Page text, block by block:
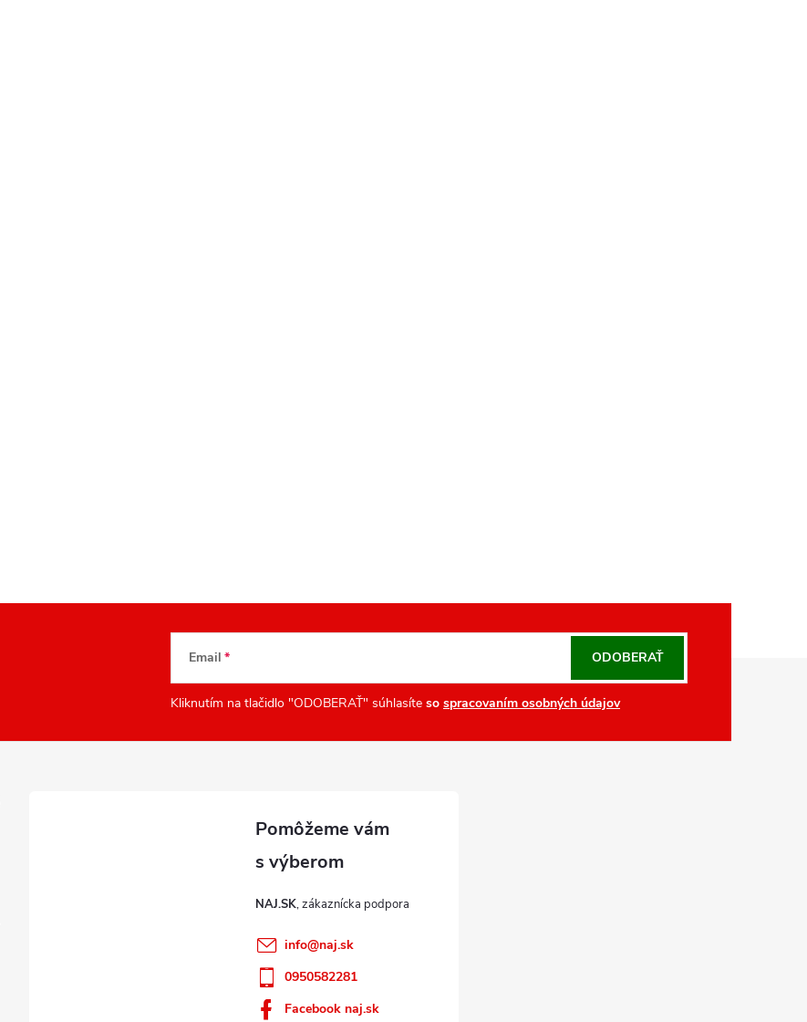
Email
Kliknutím na tlačidlo "ODOBERAŤ" súhlasíte so spracovaním osobných údajov
ODOBERAŤ
NAJ.SK
info@naj.sk
0950582281
Facebook naj.sk